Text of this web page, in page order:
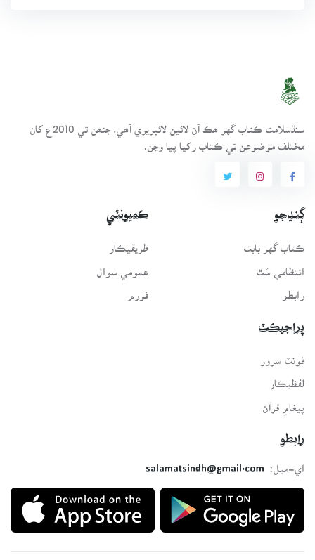
سنڌسلامت ڪتاب گهر ھڪ آن لائين لائبريري آھي، جنھن تي 2010ع کان
مختلف موضوعن تي ڪتاب رکيا پيا وڃن.
ڳنڍجو
ڪتاب گهر بابت
انتظامي سَٿ
رابطو
ڪميونٽي
طريقيڪار
عمومي سوال
فورم
پراجيڪٽ
لفظيڪار
پيغامِ قرآن
رابطو
اي-ميل:
salamatsindh@gmail.com